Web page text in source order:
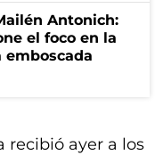
Antonich:
el foco en la
emboscada
recibió ayer a los